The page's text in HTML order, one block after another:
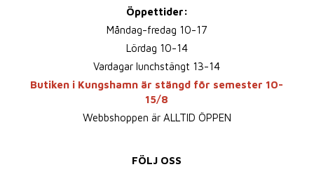
Öppettider:
Måndag-fredag 10-17
Lördag 10-14
Vardagar lunchstängt 13-14
Butiken i Kungshamn är stängd för semester 10-
15/8
Webbshoppen är ALLTID ÖPPEN
FÖLJ OSS